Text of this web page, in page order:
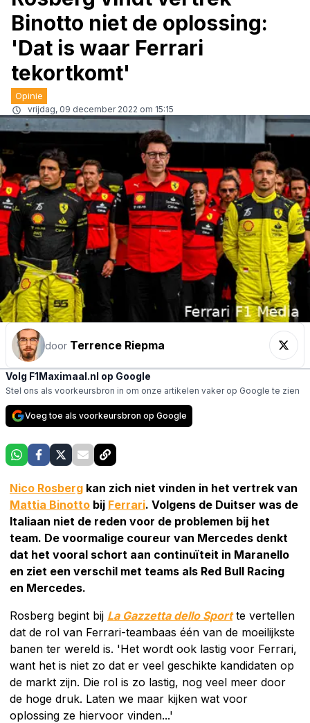
Binotto niet de oplossing:
'Dat is waar Ferrari
tekortkomt'
Opinie
vrijdag, 09 december 2022 om 15:15
door Terrence Riepma
Volg F1Maximaal.nl op Google
Stel ons als voorkeursbron in om onze artikelen vaker op Google te zien
Voeg toe als voorkeursbron op Google
Nico Rosberg kan zich niet vinden in het vertrek van
Mattia Binotto bij Ferrari. Volgens de Duitser was de
Italiaan niet de reden voor de problemen bij het
team. De voormalige coureur van Mercedes denkt
dat het vooral schort aan continuïteit in Maranello
en ziet een verschil met teams als Red Bull Racing
en Mercedes.
Rosberg begint bij La Gazzetta dello Sportte vertellen
dat de rol van Ferrari-teambaas één van de moeilijkste
banen ter wereld is. 'Het wordt ook lastig voor Ferrari,
want het is niet zo dat er veel geschikte kandidaten op
de markt zijn. Die rol is zo lastig, nog veel meer door
de hoge druk. Laten we maar kijken wat voor
oplossing ze hiervoor vinden...'